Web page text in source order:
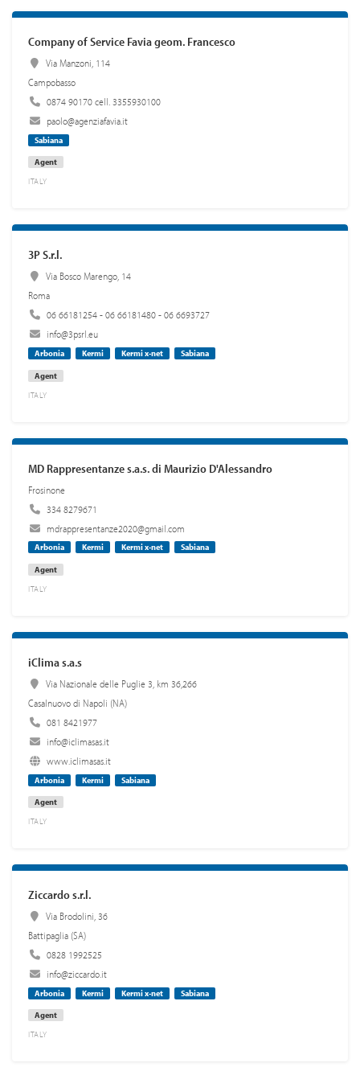
Company of Service Favia geom. Francesco
Via Manzoni, 114
Campobasso
0874 90170 cell. 3355930100
paolo@agenziafavia.it
Sabiana
Agent
ITALY
3P S.r.l.
Via Bosco Marengo, 14
Roma
06 66181254 - 06 66181480 - 06 6693727
info@3psrl.eu
Arbonia Kermi Kermi x-net
Sabiana
Agent
ITALY
MD Rappresentanze s.a.s. di Maurizio D'Alessandro
Frosinone
334 8279671
mdrappresentanze2020@gmail.com
Arbonia Kermi Kermi x-net
Sabiana
Agent
ITALY
iClima s.a.s
Via Nazionale delle Puglie 3, km 36,266
Casalnuovo di Napoli (NA)
081 8421977
info@iclimasas.it
www.iclimasas.it
Arbonia Kermi
Sabiana
Agent
ITALY
Ziccardo s.r.l.
Via Brodolini, 36
Battipaglia (SA)
0828 1992525
info@ziccardo.it
Arbonia Kermi Kermi x-net
Sabiana
Agent
ITALY